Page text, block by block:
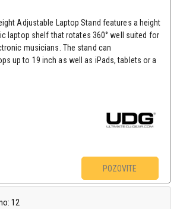
Adjustable Laptop Stand features a height
laptop shelf that rotates 360° well suited for
musicians. The stand can
up to 19 inch as well as iPads, tablets or a
POZOVITE
12